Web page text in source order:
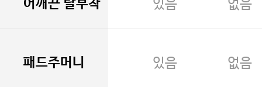
어깨끈 탈부착 있음 없음
패드주머니 있음 없음